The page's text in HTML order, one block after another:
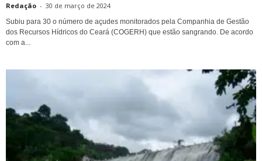
Redação - 30 de março de 2024
Subiu para 30 o número de açudes monitorados pela Companhia de Gestão
dos Recursos Hídricos do Ceará (COGERH) que estão sangrando. De acordo
com a...